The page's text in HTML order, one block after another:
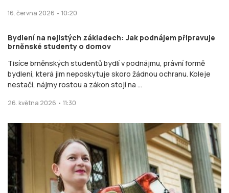
16. června 2026 • 10:20
Bydlení na nejistých základech: Jak podnájem připravuje
brněnské studenty o domov
Tisíce brněnských studentů bydlí v podnájmu, právní formě
bydlení, která jim neposkytuje skoro žádnou ochranu. Koleje
nestačí, nájmy rostou a zákon stojí na ...
26. května 2026 • 11:30